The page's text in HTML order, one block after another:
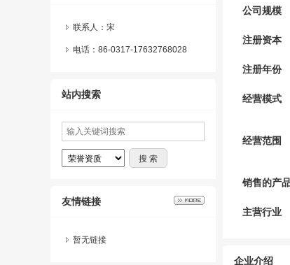
联系人：宋
电话：86-0317-17632768028
站内搜索
友情链接
暂无链接
公司规模
注册资本
注册年份
经营模式
经营范围
销售的产
主营行业
企业介绍